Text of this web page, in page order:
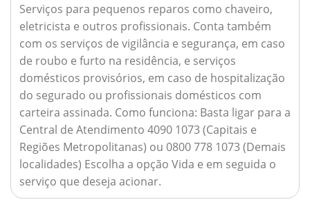
Serviços para pequenos reparos como chaveiro,
eletricista e outros profissionais. Conta também
com os serviços de vigilância e segurança, em caso
de roubo e furto na residência, e serviços
domésticos provisórios, em caso de hospitalização
do segurado ou profissionais domésticos com
carteira assinada. Como funciona: Basta ligar para a
Central de Atendimento 4090 1073 (Capitais e
Regiões Metropolitanas) ou 0800 778 1073 (Demais
localidades) Escolha a opção Vida e em seguida o
serviço que deseja acionar.